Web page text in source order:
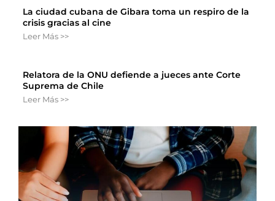
La ciudad cubana de Gibara toma un respiro de la
crisis gracias al cine
Leer Más >>
Relatora de la ONU defiende a jueces ante Corte
Suprema de Chile
Leer Más >>